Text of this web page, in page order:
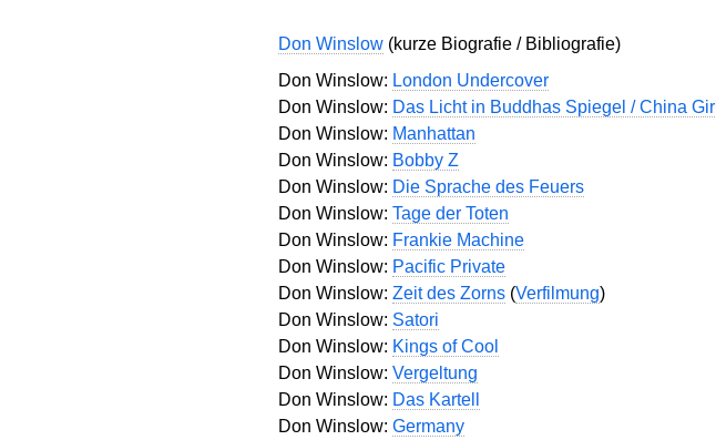
Don Winslow(kurze Biografie / Bibliografie)
Don Winslow: London Undercover
Don Winslow: Das Licht in Buddhas Spiegel / China Girl
Don Winslow: Manhattan
Don Winslow: Bobby Z
Don Winslow: Die Sprache des Feuers
Don Winslow: Tage der Toten
Don Winslow: Frankie Machine
Don Winslow: Pacific Private
Don Winslow: Zeit des Zorns(Verfilmung)
Don Winslow: Satori
Don Winslow: Kings of Cool
Don Winslow: Vergeltung
Don Winslow: Das Kartell
Don Winslow: Germany